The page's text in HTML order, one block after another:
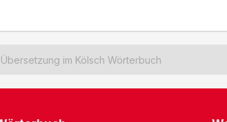
im Kölsch Wörterbuch